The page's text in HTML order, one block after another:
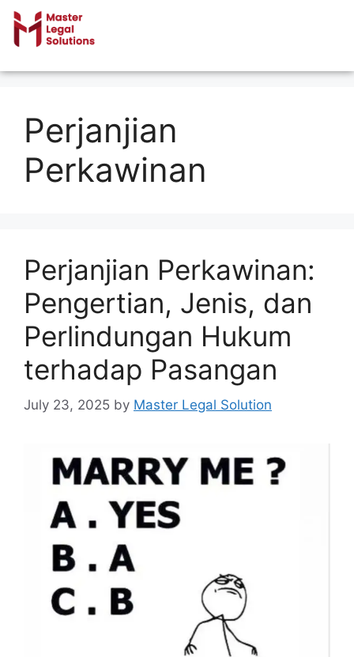
Perjanjian
Perkawinan
Perjanjian Perkawinan:
Pengertian, Jenis, dan
Perlindungan Hukum
terhadap Pasangan
July 23, 2025 by Master Legal Solution